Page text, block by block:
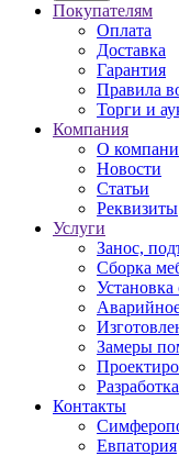
Покупателям
Оплата
Доставка
Гарантия
Правила
Торги и
Компания
О
Новости
Статьи
Реквизиты
Услуги
Занос,
Сборка
Установка
Замеры
Контакты
Евпатория